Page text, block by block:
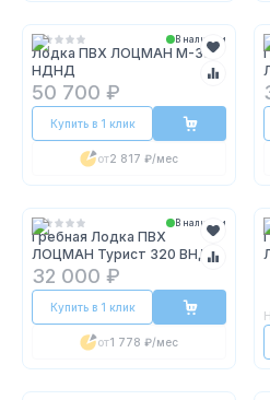
В наличии
Лодка ПВХ ЛОЦМАН М-380
НДНД
50 700 ₽
Купить в 1 клик
от2 817 ₽/мес
В наличии
Гребная Лодка ПВХ
ЛОЦМАН Турист 320 ВНД
32 000 ₽
Купить в 1 клик
от1 778 ₽/мес